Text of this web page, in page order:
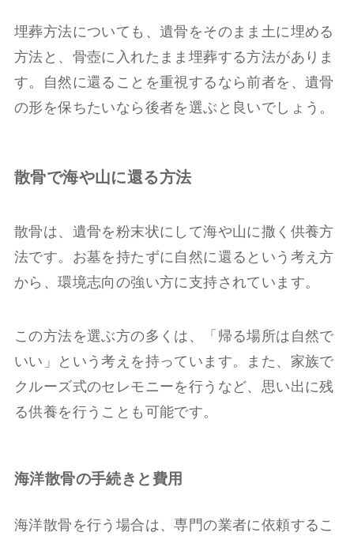
埋葬方法についても、遺骨をそのまま土に埋める
方法と、骨壺に入れたまま埋葬する方法がありま
す。自然に還ることを重視するなら前者を、遺骨
の形を保ちたいなら後者を選ぶと良いでしょう。
散骨で海や山に還る方法
散骨は、遺骨を粉末状にして海や山に撒く供養方
法です。お墓を持たずに自然に還るという考え方
から、環境志向の強い方に支持されています。
この方法を選ぶ方の多くは、「帰る場所は自然で
いい」という考えを持っています。また、家族で
クルーズ式のセレモニーを行うなど、思い出に残
る供養を行うことも可能です。
海洋散骨の手続きと費用
海洋散骨を行う場合は、専門の業者に依頼するこ